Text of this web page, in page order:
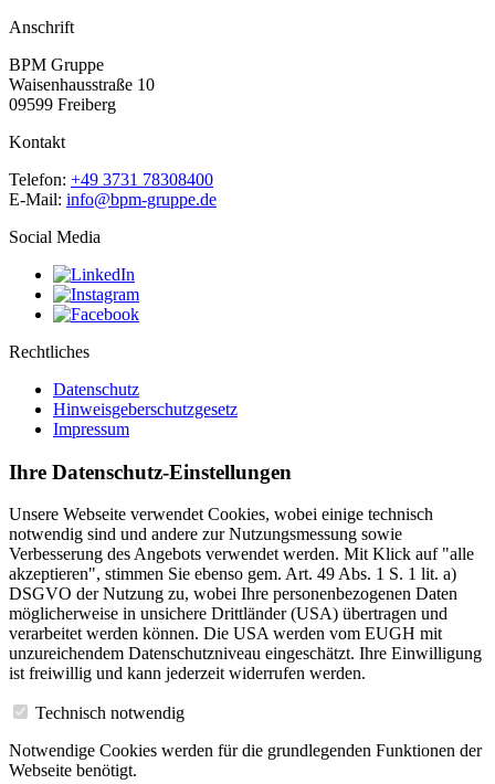
Anschrift
BPM Gruppe
Waisenhausstraße 10
09599 Freiberg
Kontakt
Telefon: +49 3731 78308400
E-Mail: info@bpm-gruppe.de
Social Media
Rechtliches
Datenschutz
Hinweisgeberschutzgesetz
Impressum
Ihre Datenschutz-Einstellungen
Unsere Webseite verwendet Cookies, wobei einige technisch
notwendig sind und andere zur Nutzungsmessung sowie
Verbesserung des Angebots verwendet werden. Mit Klick auf "alle
akzeptieren", stimmen Sie ebenso gem. Art. 49 Abs. 1 S. 1 lit. a)
DSGVO der Nutzung zu, wobei Ihre personenbezogenen Daten
möglicherweise in unsichere Drittländer (USA) übertragen und
verarbeitet werden können. Die USA werden vom EUGH mit
unzureichendem Datenschutzniveau eingeschätzt. Ihre Einwilligung
ist freiwillig und kann jederzeit widerrufen werden.
Technisch notwendig
Notwendige Cookies werden für die grundlegenden Funktionen der
Webseite benötigt.